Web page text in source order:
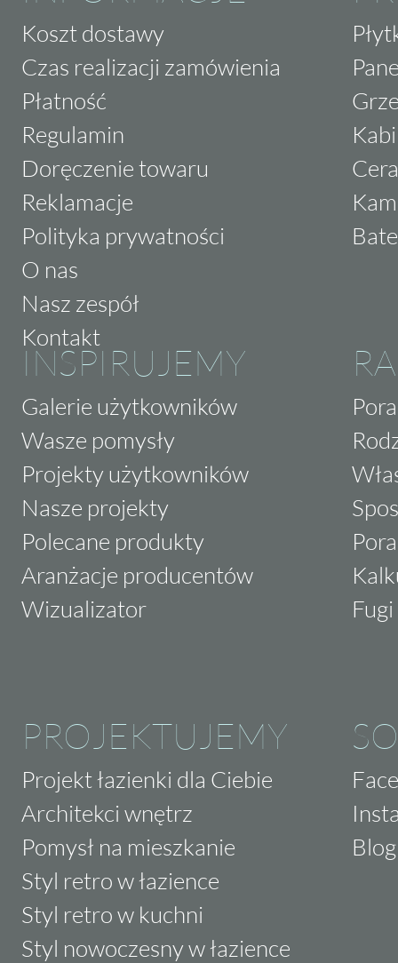
Koszt dostawy
Czas realizacji zamówienia
Płatność
Regulamin
Doręczenie towaru
Reklamacje
Polityka prywatności
O nas
Nasz zespół
Kontakt
INSPIRUJEMY
Galerie użytkowników
Wasze pomysły
Projekty użytkowników
Nasze projekty
Polecane produkty
Aranżacje producentów
Wizualizator
PROJEKTUJEMY
Projekt łazienki dla Ciebie
Architekci wnętrz
Pomysł na mieszkanie
Styl retro w łazience
Styl retro w kuchni
Styl nowoczesny w łazience
Blog